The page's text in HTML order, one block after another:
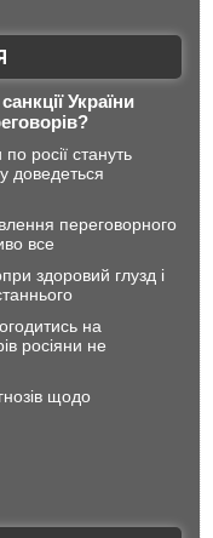
України
росії стануть
доведеться
переговорного
все
здоровий глузд і
на
росіяни не
щодо